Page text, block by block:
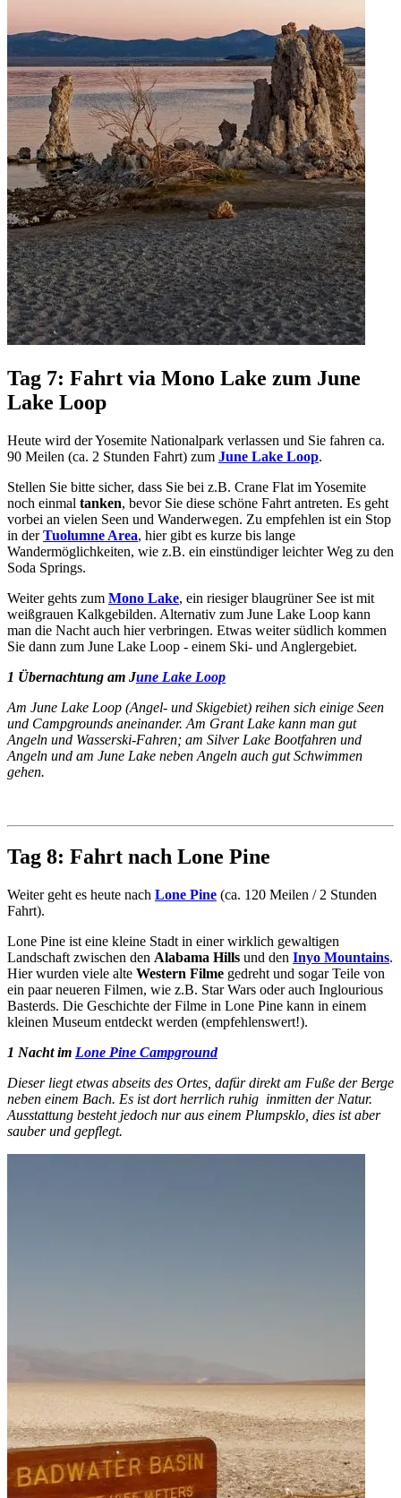
Tag 7: Fahrt via Mono Lake zum June
Lake Loop
Heute wird der Yosemite Nationalpark verlassen und Sie fahren ca.
90 Meilen (ca. 2 Stunden Fahrt) zum June Lake Loop.
Stellen Sie bitte sicher, dass Sie bei z.B. Crane Flat im Yosemite
noch einmal tanken, bevor Sie diese schöne Fahrt antreten. Es geht
vorbei an vielen Seen und Wanderwegen. Zu empfehlen ist ein Stop
in derTuolumne Area, hier gibt es kurze bis lange
Wandermöglichkeiten, wie z.B. ein einstündiger leichter Weg zu den
Soda Springs.
Weiter gehts zum Mono Lake, ein riesiger blaugrüner See ist mit
weißgrauen Kalkgebilden. Alternativ zum June Lake Loop kann
man die Nacht auch hier verbringen. Etwas weiter südlich kommen
Sie dann zum June Lake Loop - einem Ski- und Anglergebiet.
1 Übernachtung am June Lake Loop
Am June Lake Loop (Angel- und Skigebiet) reihen sich einige Seen
und Campgrounds aneinander. Am Grant Lake kann man gut
Angeln und Wasserski-Fahren; am Silver Lake Bootfahren und
Angeln und am June Lake neben Angeln auch gut Schwimmen
gehen.
Tag 8: Fahrt nach Lone Pine
Weiter geht es heute nach Lone Pine (ca. 120 Meilen / 2 Stunden
Fahrt).
Lone Pine ist eine kleine Stadt in einer wirklich gewaltigen
Landschaft zwischen den Alabama Hills und den Inyo Mountains.
Hier wurden viele alte Western Filme gedreht und sogar Teile von
ein paar neueren Filmen, wie z.B. Star Wars oder auch Inglourious
Basterds. Die Geschichte der Filme in Lone Pine kann in einem
kleinen Museum entdeckt werden (empfehlenswert!).
1 Nacht im Lone Pine Campground
Dieser liegt etwas abseits des Ortes, dafür direkt am Fuße der Berge
neben einem Bach. Es ist dort herrlich ruhig inmitten der Natur.
Ausstattung besteht jedoch nur aus einem Plumpsklo, dies ist aber
sauber und gepflegt.